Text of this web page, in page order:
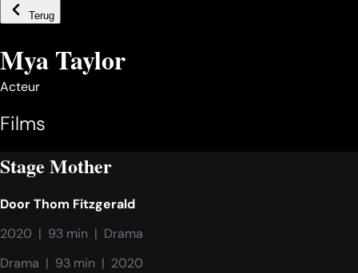
Terug
Mya Taylor
Acteur
Films
Stage Mother
DoorThom Fitzgerald
2020  |  93 min  |  Drama
Drama  |  93 min  |  2020